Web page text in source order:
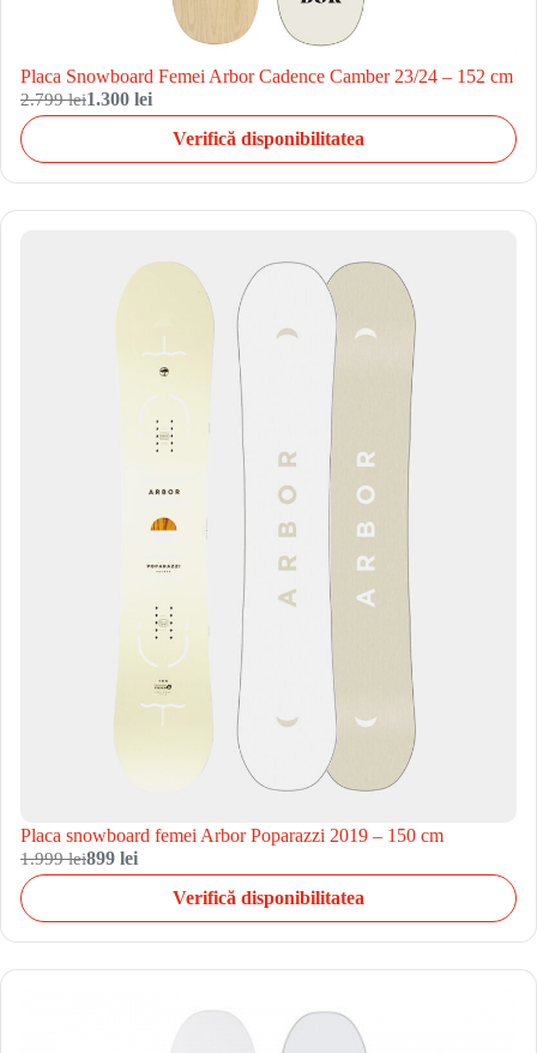
Placa Snowboard Femei Arbor Cadence Camber 23/24 – 152 cm
2.799 lei1.300 lei
Verifică disponibilitatea
Placa snowboard femei Arbor Poparazzi 2019 – 150 cm
1.999 lei899 lei
Verifică disponibilitatea